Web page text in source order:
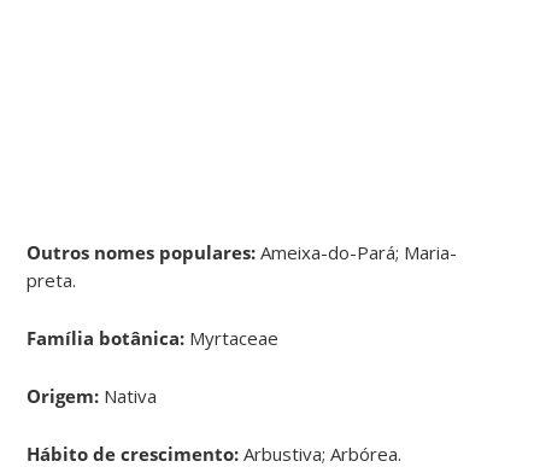
Outros nomes populares:Ameixa-do-Pará; Maria-
preta.
Família botânica: Myrtaceae
Origem: Nativa
Hábito de crescimento: Arbustiva; Arbórea.